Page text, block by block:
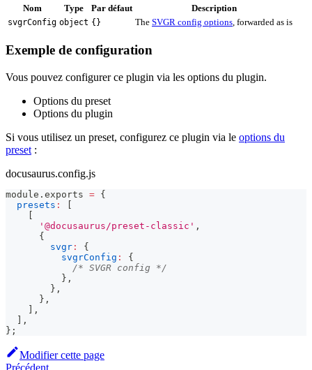
Nom Type Par défaut Description
svgrConfig object {} The SVGR config options , forwarded as is
Exemple de configuration
Vous pouvez configurer ce plugin via les options du plugin.
Options du preset
Options du plugin
Si vous utilisez un preset, configurez ce plugin via le options du
preset :
docusaurus.config.js
module . exports = {
presets :
'@docusaurus/preset-classic' ,
{
svgr :
{
svgrConfig :
{
/* SVGR config */
} ,
} ,
} ,
,
,
} ;
Modifier cette page
Précédent